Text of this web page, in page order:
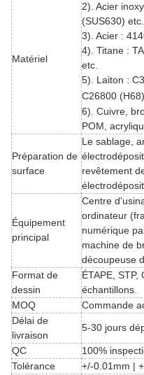
Matériel
2). Acier
(SUS630) etc.
3). Acier :
4). Titane :
etc.
5). Laiton :
C26800 (H68
6). Cuivre,
POM,
Préparation de
surface
Le sablage,
revêtement
Équipement
principal
Centre
ordinateur
numérique
machine de
découpeuse
Format de
dessin
ÉTAPE,
échantillons.
MOQ
Commande
Délai de
livraison
5-30 jours
QC
100%
Tolérance
+/-0.01mm |